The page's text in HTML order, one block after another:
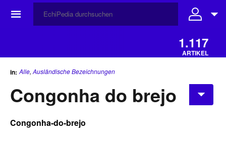
☰
1.117
ARTIKEL
in: Alle, Ausländische Bezeichnungen
Congonha do brejo
Congonha-do-brejo